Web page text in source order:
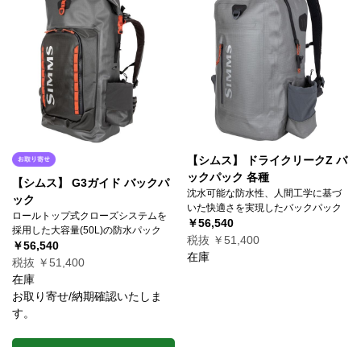
【シムス】 G3ガイド バックパ
ック
ロールトップ式クローズシステムを
採用した大容量(50L)の防水パック
￥56,540
税抜 ￥51,400
在庫
お取り寄せ/納期確認いたしま
す。
【シムス】 ドライクリークZ バ
ックパック 各種
沈水可能な防水性、人間工学に基づ
いた快適さを実現したバックパック
￥56,540
税抜 ￥51,400
在庫